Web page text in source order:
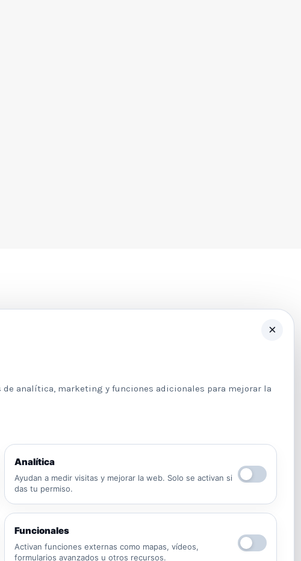
Responsable: Psicologos Madrid. Finalidad:
atender tu solicitud y responder a tu mensaje.
obligación legal o proveedores necesarios para
prestar el servicio. Derechos: puedes solicitar
acceso, rectificación, supresión, oposición,
×
analítica, marketing y funciones adicionales para mejorar la
Analítica
Ayudan a medir visitas y mejorar la web. Solo se activan si
das tu permiso.
Funcionales
Activan funciones externas como mapas, vídeos,
formularios avanzados u otros recursos.